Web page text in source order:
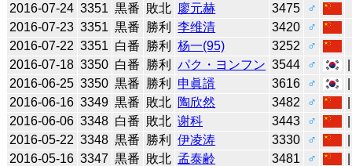
2016-07-24 3351 黒番 敗北 廖元赫 3475
♂
2016-07-23 3351 黒番 勝利 李维清 3420
♂
2016-07-22 3351 白番 勝利 杨一(95) 3252
♂
2016-07-18 3350 白番 勝利 パク・ヨンフン 3544 ♂
2016-06-25 3350 黒番 勝利 申眞諝 3616 ♂
2016-06-16 3349 黒番 敗北 陶欣然 3482 ♂
2016-06-06 3348 白番 敗北 谢科 3443 ♂
2016-05-22 3348 黒番 勝利 伊凌涛 3330 ♂
2016-05-16 3347 黒番 敗北 孟泰齢 3481 ♂